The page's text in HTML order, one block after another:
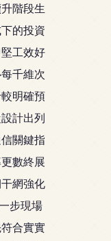
階段生
的投資
工效好
千維次
明確預
計出列
關鍵指
數終展
網強化
步現場
合實實